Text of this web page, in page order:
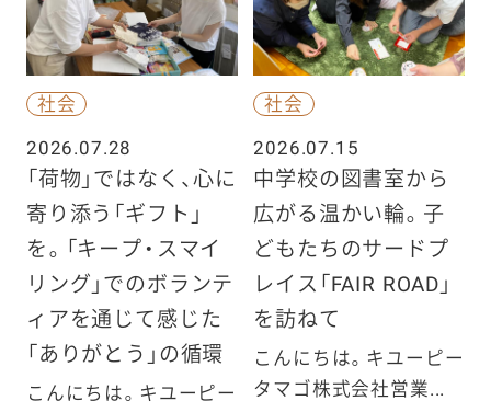
社会
2026.07.28
「荷物」ではなく、心に
寄り添う「ギフト」
を。「キープ・スマイ
リング」でのボランテ
ィアを通じて感じた
「ありがとう」の循環
こんにちは。キユーピー
社会
2026.07.15
中学校の図書室から
広がる温かい輪。子
どもたちのサードプ
レイス「FAIR ROAD」
を訪ねて
こんにちは。キユーピー
タマゴ株式会社営業...